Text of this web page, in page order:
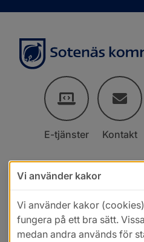
E-tjänster Kontakt
Vi använder kakor
Vi använder kakor
fungera på ett bra sätt.
medan andra används för